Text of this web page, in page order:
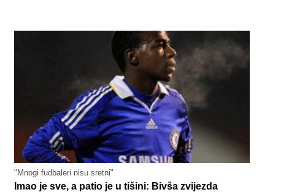
"Mnogi fudbaleri nisu sretni"
Imao je sve, a patio je u tišini: Bivša zvijezda